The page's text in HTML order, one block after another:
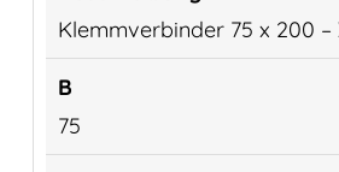
Klemmverbinder 75 x 200 –
75